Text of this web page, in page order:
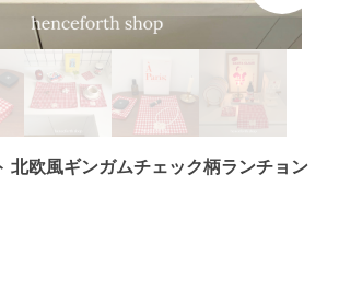
北欧風ギンガムチェック柄ランチョン